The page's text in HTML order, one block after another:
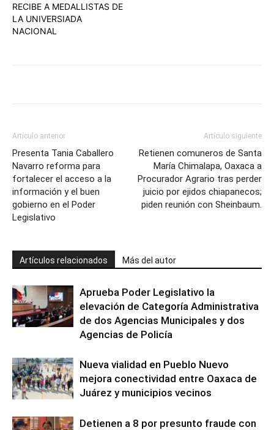
RECIBE A MEDALLISTAS DE
LA UNIVERSIADA
NACIONAL
Artículo anterior
Presenta Tania Caballero
Navarro reforma para
fortalecer el acceso a la
información y el buen
gobierno en el Poder
Legislativo
Artículo siguiente
Retienen comuneros de Santa
María Chimalapa, Oaxaca a
Procurador Agrario tras perder
juicio por ejidos chiapanecos;
piden reunión con Sheinbaum.
Artículos relacionados Más del autor
Aprueba Poder Legislativo la
elevación de Categoría Administrativa
de dos Agencias Municipales y dos
Agencias de Policía
Nueva vialidad en Pueblo Nuevo
mejora conectividad entre Oaxaca de
Juárez y municipios vecinos
Detienen a 8 por presunto fraude con